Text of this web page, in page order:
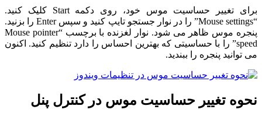
برای تغییر حساسیت موس خود، روی دکمه Start کلیک کنید.
“Mouse settings” را در نوار جستجو تایپ کنید و سپس Enter را بزنید.
پنجره موس ظاهر می شود. نوار لغزنده با برچسب “Mouse pointer
speed” را با حساسیتی که بهترین احساس را دارد تنظیم کنید. اکنون
می توانید پنجره را ببندید.
نحوه تغییر حساسیت موس در کنترل پنل